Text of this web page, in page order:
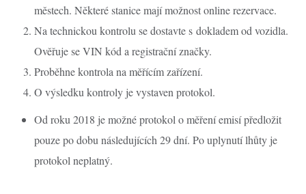
městech. Některé stanice mají možnost online rezervace.
Na technickou kontrolu se dostavte s dokladem od vozidla.
Ověřuje se VIN kód a registrační značky.
Proběhne kontrola na měřícím zařízení.
O výsledku kontroly je vystaven protokol.
Od roku 2018 je možné protokol o měření emisí předložit
pouze po dobu následujících 29 dní. Po uplynutí lhůty je
protokol neplatný.